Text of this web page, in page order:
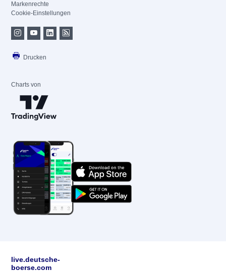
Markenrechte
Cookie-Einstellungen
Drucken
Charts von
live.deutsche-
boerse.com